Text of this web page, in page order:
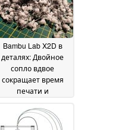
Bambu Lab X2D в
деталях: Двойное
сопло вдвое
сокращает время
печати и
уменьшает
количество отходов